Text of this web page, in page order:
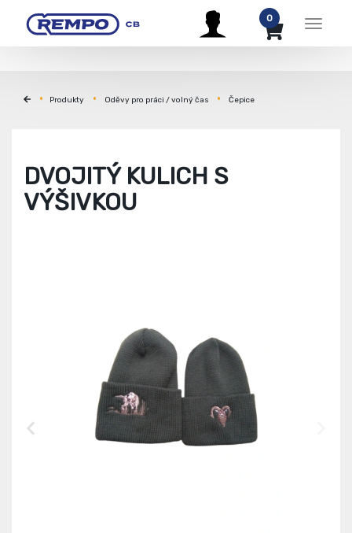
Menu
0
Produkty Oděvy pro práci / volný čas Čepice
DVOJITÝ KULICH S
VÝŠIVKOU